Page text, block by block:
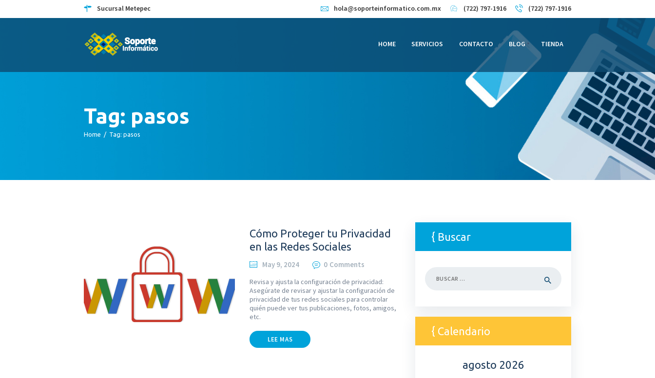
Sucursal Metepec hola@soporteinformatico.com.mx (722) 797-1916 (722) 797-1916
HOME SERVICIOS CONTACTO BLOG TIENDA
Tag: pasos
Home Tag: pasos
Cómo Proteger tu Privacidad
en las Redes Sociales
May 9, 2024 0 Comments
Revisa y ajusta la configuración de privacidad:
Asegúrate de revisar y ajustar la configuración de
privacidad de tus redes sociales para controlar
quién puede ver tus publicaciones, fotos, amigos,
etc.
LEE MAS
Buscar
Calendario
agosto 2026